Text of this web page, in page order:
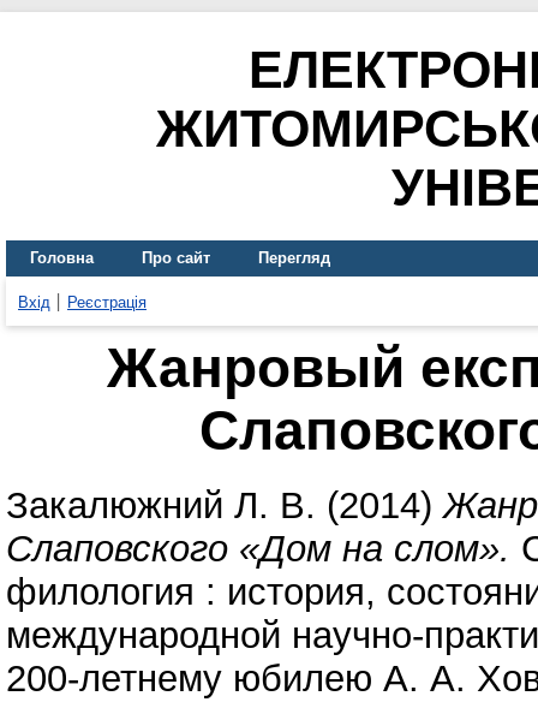
Головна Про сайт Перегляд
Вхід Реєстрація
Жанровый
Закалюжний Л. В. (2014)
Слаповского «Дом на слом».
филология : история,
международной научно-
200-летнему юбилею А. А.